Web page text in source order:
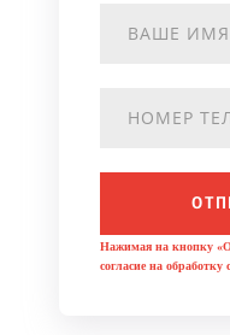
Нажимая на кнопку
согласие на обработку